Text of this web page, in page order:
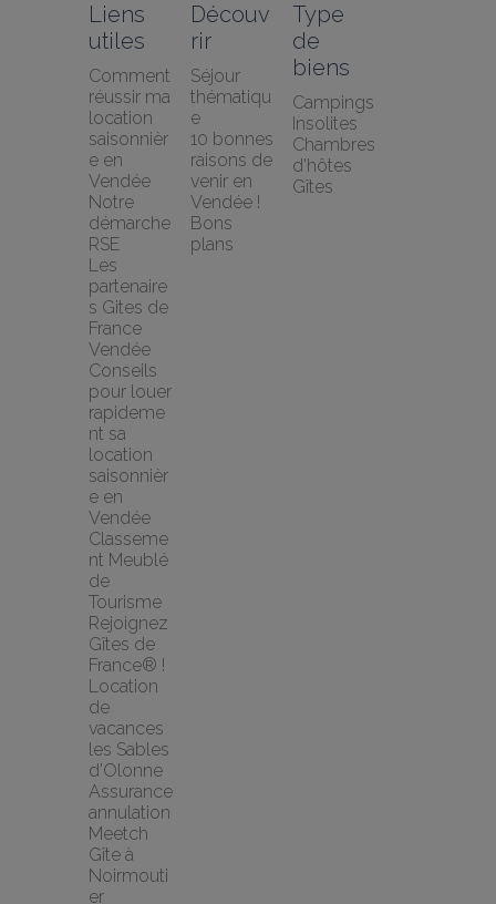
Liens
utiles
Comment
réussir ma
location
saisonnièr
e en
Vendée
Notre
démarche
RSE
Les
partenaire
s Gites de
France
Vendée
Conseils
pour louer
rapideme
nt sa
location
saisonnièr
e en
Vendée
Classeme
nt Meublé
de
Tourisme
Rejoignez
Gîtes de
France® !
Location
de
vacances
les Sables
d'Olonne
Assurance
annulation
Meetch
Gîte à
Noirmouti
er
Découv
rir
Séjour
thématiqu
e
10 bonnes
raisons de
venir en
Vendée !
Bons
plans
Type
de
biens
Campings
Insolites
Chambres
d'hôtes
Gîtes